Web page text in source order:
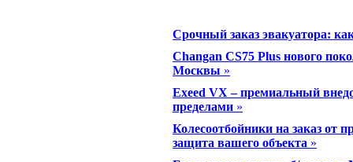
Срочный заказ эвакуатора:
Changan CS75 Plus нового
Москвы »
Exeed VX – премиальный
пределами »
Колесоотбойники на заказ от
защита вашего объекта »